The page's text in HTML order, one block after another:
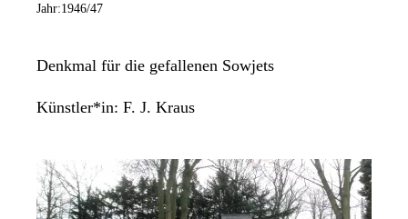
Jahr:1946/47
Denkmal für die gefallenen Sowjets
Künstler*in: F. J. Kraus